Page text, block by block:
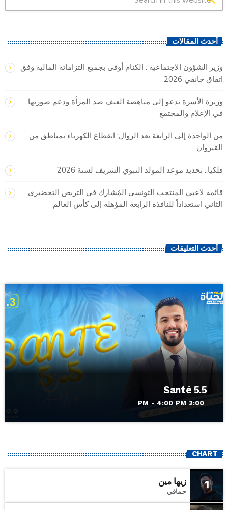
أحدث المقالات
وزير الشؤون الاجتماعية : الكنام أوفى بجميع التزاماته المالية وفق
اتفاق جانفي 2026
وزيرة الأسرة تدعو إلى مناهضة العنف ضد المرأة ودعم صورتها
في الإعلام والمجتمع
من الواحدة إلى الرابعة بعد الزوال: انقطاع الكهرباء بمناطق من
القيروان
فلكيا.. تحديد موعد المولد النبوي الشريف لسنة 2026
قائمة لاعبي المنتخب التونسي المُشارك في التربص التحضيري
الثاني استعداداً للنافذة الرابعة المؤهلة إلى كأس العالم
أحدث التعليقات
Santé 5.5
2:00 PM - 4:00 PM
CHART
1 زيها مين
حماقي